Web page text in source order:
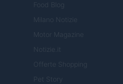
Food Blog
Milano Notizie
Motor Magazine
Notizie.it
Offerte Shopping
Pet Story